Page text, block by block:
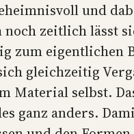
und
zeitlich lässt
zum eigentlichen
gleichzeitig
Material selbst.
ganz anders.